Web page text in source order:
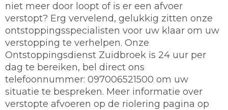
niet meer door loopt of is er een afvoer
verstopt? Erg vervelend, gelukkig zitten onze
ontstoppingsspecialisten voor uw klaar om uw
verstopping te verhelpen. Onze
Ontstoppingsdienst Zuidbroek is 24 uur per
dag te bereiken, bel direct ons
telefoonnummer: 097006521500 om uw
situatie te bespreken. Meer informatie over
verstopte afvoeren op de riolering pagina op